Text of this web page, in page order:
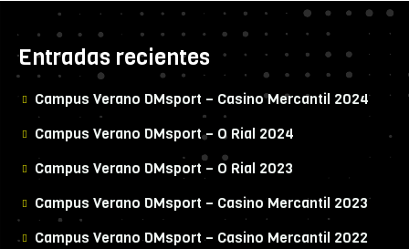
Entradas recientes
Campus Verano DMsport – Casino Mercantil 2024
Campus Verano DMsport – O Rial 2024
Campus Verano DMsport – O Rial 2023
Campus Verano DMsport – Casino Mercantil 2023
Campus Verano DMsport – Casino Mercantil 2022